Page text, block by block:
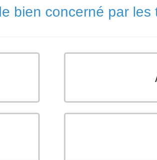
bien concerné par les